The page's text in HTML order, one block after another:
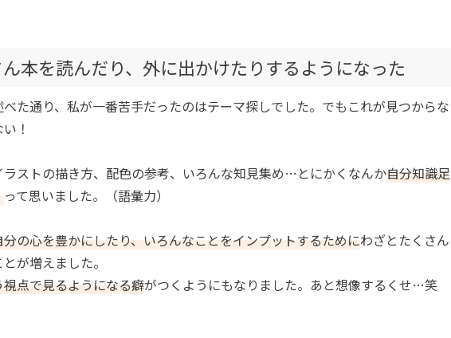
本を読んだり、外に出かけたりするようになった
べた通り、私が一番苦手だったのはテーマ探しでした。でもこれが見つからな
！
ラストの描き方、配色の参考、いろんな知見集め…とにかくなんか自分知識足
って思いました。（語彙力）
分の心を豊かにしたり、いろんなことをインプットするためにわざとたくさん
が増えました。
点で見るようになる癖がつくようにもなりました。あと想像するくせ…笑